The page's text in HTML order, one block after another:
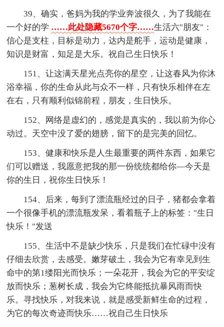
39、确实，爸妈为我的学业奔波很久，为了我能在
一个好的学 ……此处隐藏5670个字……生活六"朋友"：
信心是支柱，目标是动力，达内是舵手，运动是健康，
知识是财富，知足是大乐。祝自己生日快乐！
151、让这满天星光点亮你的星空，让这春风为你沐
浴幸福，你的生命从此与众不一样，只有快乐相伴在左
在右，只有顺利似锦前程，朋友，生日快乐。
152、网络是虚幻的，感觉是真实的，我以前为你心
动过。天空中没了爱的翅膀，留下的是完美的回忆。
153、健康和快乐是人生最重要的两件东西，如果它
们可以赠送，我愿意把我的那一份统统都给你—今天是
你的生日，祝你生日快乐！
154、后来，每到了漂流瓶经过的日子，猪都会拿着
一个很像手机的漂流瓶发呆，看着瓶子上的标签："生日
快乐！"发送
155、生活中不是缺少快乐，只是我们在忙碌中没有
仔细去欣赏，去感受。嫩芽破土，我会为它有幸见到生
命中的第1缕阳光而快乐；一朵花开，我会为它的平安绽
放而快乐；葱树长成，我会为它终能抵抗暴风雨而快
乐。寻找快乐，对我来说，就是感受新鲜生命的过程，
为它的每次奇迹而快乐……祝自己生日快乐